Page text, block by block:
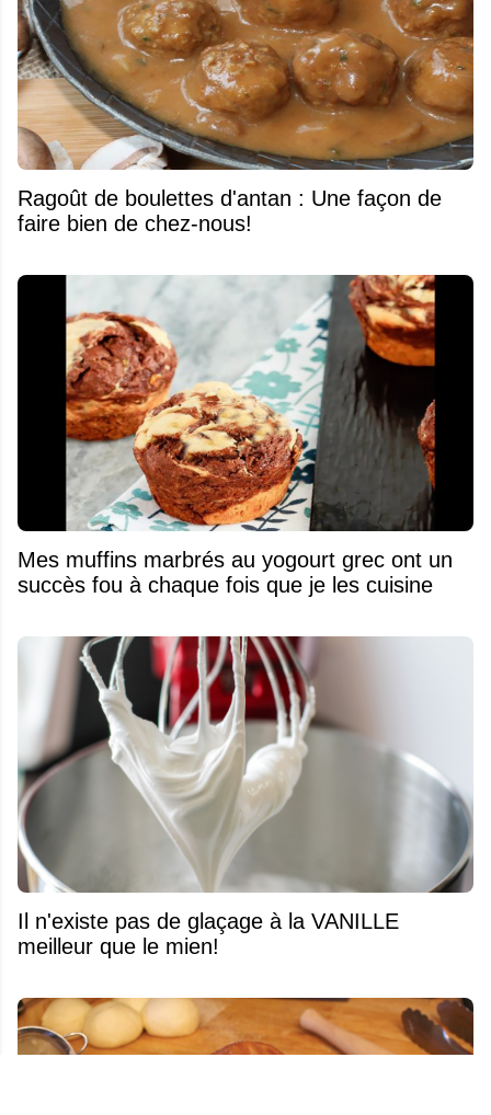
Ragoût de boulettes d'antan : Une façon de
faire bien de chez-nous!
Mes muffins marbrés au yogourt grec ont un
succès fou à chaque fois que je les cuisine
Il n'existe pas de glaçage à la VANILLE
meilleur que le mien!